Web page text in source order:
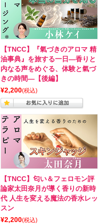
【TNCC】『氣づきのアロマ 精
油事典』を旅する一日―香りと
内なる声をめぐる、体験と氣づ
きの時間―【後編】
¥2,200(税込)
【TNCC】匂い＆フェロモン評
論家太田奈月が導く香りの新時
代 人生を変える魔法の香水レッ
スン
¥2,200(税込)